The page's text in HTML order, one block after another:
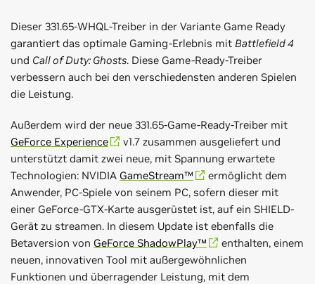
Dieser 331.65-WHQL-Treiber in der Variante Game Ready
garantiert das optimale Gaming-Erlebnis mit Battlefield 4
und Call of Duty: Ghosts. Diese Game-Ready-Treiber
verbessern auch bei den verschiedensten anderen Spielen
die Leistung.
Außerdem wird der neue 331.65-Game-Ready-Treiber mit
GeForce Experience
v1.7 zusammen ausgeliefert und
unterstützt damit zwei neue, mit Spannung erwartete
Technologien: NVIDIA GameStream™
ermöglicht dem
Anwender, PC-Spiele von seinem PC, sofern dieser mit
einer GeForce-GTX-Karte ausgerüstet ist, auf ein SHIELD-
Gerät zu streamen. In diesem Update ist ebenfalls die
Betaversion von GeForce ShadowPlay™
enthalten, einem
neuen, innovativen Tool mit außergewöhnlichen
Funktionen und überragender Leistung, mit dem